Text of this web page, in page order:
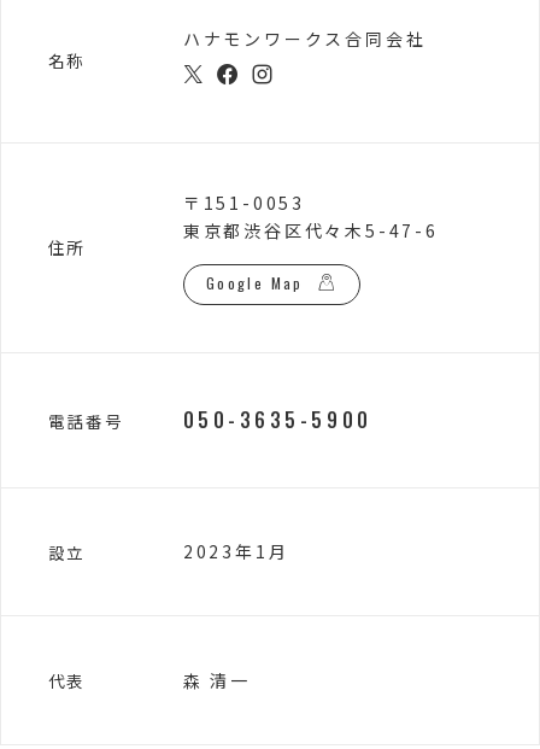
名称
ハナモンワークス合同会社
住所
〒151-0053
東京都渋谷区代々木5-47-6
Google Map
電話番号 050-3635-5900
設立 2023年1月
代表 森 清一